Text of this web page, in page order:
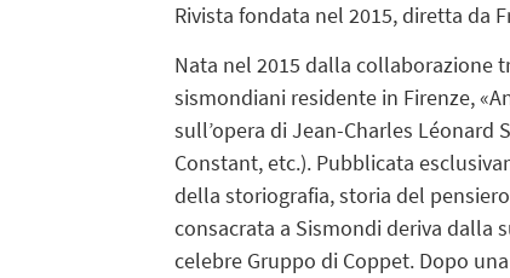
Rivista fondata nel 2015, diretta da
Nata nel 2015 dalla collaborazione
sismondiani residente in Firenze,
sull’opera di Jean-Charles Léonard
Constant, etc.). Pubblicata
della storiografia, storia del
consacrata a Sismondi deriva
celebre Gruppo di Coppet. Dopo